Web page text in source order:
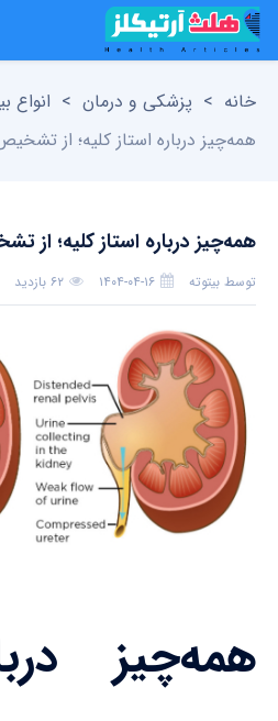
خانه > پزشکی و درمان > انواع
همه‌چیز درباره استاز کلیه؛ از
همه‌چیز درباره استاز کلیه؛ از
توسط بیتوته ۱۴۰۴-۰۴-۱۶ ۶۲ بازدید
همه‌چیز